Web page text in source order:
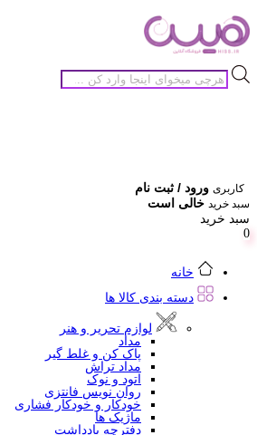
جستجوی
محصولات
کاربری ورود / ثبت نام
سبد خرید خالی است
سبد خرید
0
خانه
دسته بندی کالا ها
لوازم تحریر و هنر
مداد
پاک کن و غلط گیر
مداد تراش
اتود و نوک
روان نویس فانتزی
خودکار و خودکار فشاری
ماژیک ها
دفترچه یادداشت